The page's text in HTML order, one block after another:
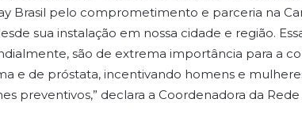
Brasil pelo comprometimento e parceria na
sua instalação em nossa cidade e região.
são de extrema importância para a
e de próstata, incentivando homens e
preventivos,” declara a Coordenadora da